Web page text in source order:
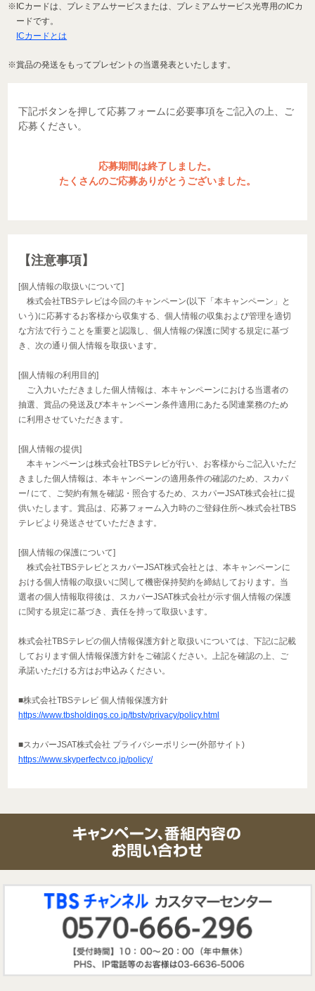
※ICカードは、プレミアムサービスまたは、プレミアムサービス光専用のICカ
ードです。
ICカードとは
※賞品の発送をもってプレゼントの当選発表といたします。
下記ボタンを押して応募フォームに必要事項をご記入の上、ご
応募ください。
応募期間は終了しました。
たくさんのご応募ありがとうございました。
【注意事項】
[個人情報の取扱いについて]
株式会社TBSテレビは今回のキャンペーン(以下「本キャンペーン」と
いう)に応募するお客様から収集する、個人情報の収集および管理を適切
な方法で行うことを重要と認識し、個人情報の保護に関する規定に基づ
き、次の通り個人情報を取扱います。
[個人情報の利用目的]
ご入力いただきました個人情報は、本キャンペーンにおける当選者の
抽選、賞品の発送及び本キャンペーン条件適用にあたる関連業務のため
に利用させていただきます。
[個人情報の提供]
本キャンペーンは株式会社TBSテレビが行い、お客様からご記入いただ
きました個人情報は、本キャンペーンの適用条件の確認のため、スカパ
ー! にて、ご契約有無を確認・照合するため、スカパーJSAT株式会社に提
供いたします。賞品は、応募フォーム入力時のご登録住所へ株式会社TBS
テレビより発送させていただきます。
[個人情報の保護について]
株式会社TBSテレビとスカパーJSAT株式会社とは、本キャンペーンに
おける個人情報の取扱いに関して機密保持契約を締結しております。当
選者の個人情報取得後は、スカパーJSAT株式会社が示す個人情報の保護
に関する規定に基づき、責任を持って取扱います。
株式会社TBSテレビの個人情報保護方針と取扱いについては、下記に記載
しております個人情報保護方針をご確認ください。上記を確認の上、ご
承諾いただける方はお申込みください。
■株式会社TBSテレビ 個人情報保護方針
https://www.tbsholdings.co.jp/tbstv/privacy/policy.html
■スカパーJSAT株式会社 プライバシーポリシー(外部サイト)
https://www.skyperfectv.co.jp/policy/